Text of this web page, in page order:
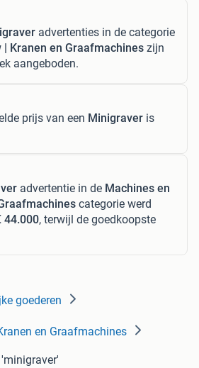
advertenties in de categorie
| Kranen en Graafmachines zijn
aangeboden.
prijs van een Minigraver is
advertentie in de Machines en
categorie werd
44.000, terwijl de goedkoopste
goederen
en Graafmachines